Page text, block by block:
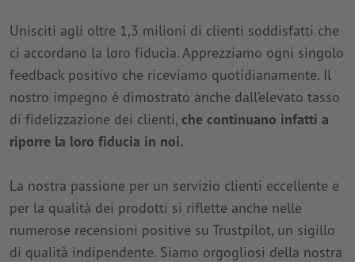
Unisciti agli oltre 1,3 milioni di clienti soddisfatti che
ci accordano la loro fiducia. Apprezziamo ogni singolo
feedback positivo che riceviamo quotidianamente. Il
nostro impegno è dimostrato anche dall’elevato tasso
di fidelizzazione dei clienti, che continuano infatti a
riporre la loro fiducia in noi.
La nostra passione per un servizio clienti eccellente e
per la qualità dei prodotti si riflette anche nelle
numerose recensioni positive su Trustpilot, un sigillo
di qualità indipendente. Siamo orgogliosi della nostra